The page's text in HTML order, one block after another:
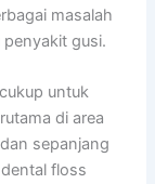
masalah
gusi.
untuk
di area
sepanjang
floss